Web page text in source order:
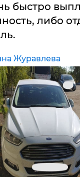
быстро
либо
Журавлева